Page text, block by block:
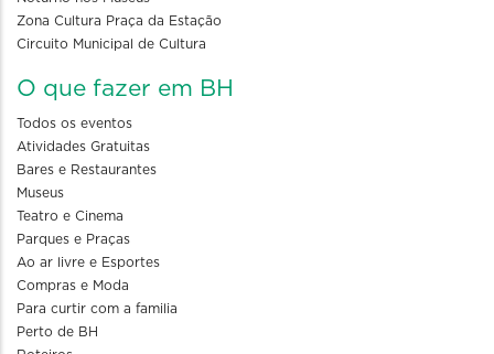
Zona Cultura Praça da Estação
Circuito Municipal de Cultura
O que fazer em BH
Todos os eventos
Atividades Gratuitas
Bares e Restaurantes
Museus
Teatro e Cinema
Parques e Praças
Ao ar livre e Esportes
Compras e Moda
Para curtir com a familia
Perto de BH